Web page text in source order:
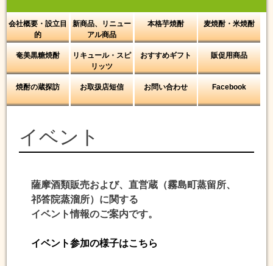
会社概要・設立目
的
新商品、リニュー
アル商品
本格芋焼酎 麦焼酎・米焼酎
奄美黒糖焼酎
リキュール・スピ
リッツ
おすすめギフト 販促用商品
焼酎の蔵探訪 お取扱店短信 お問い合わせ Facebook
イベント
薩摩酒類販売および、直営蔵（霧島町蒸留所、
祁答院蒸溜所）に関する
イベント情報のご案内です。
イベント参加の様子はこちら